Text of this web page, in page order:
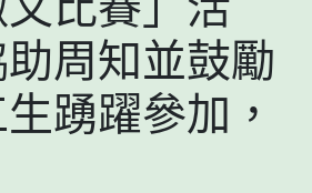
周知並鼓勵
踴躍參加，